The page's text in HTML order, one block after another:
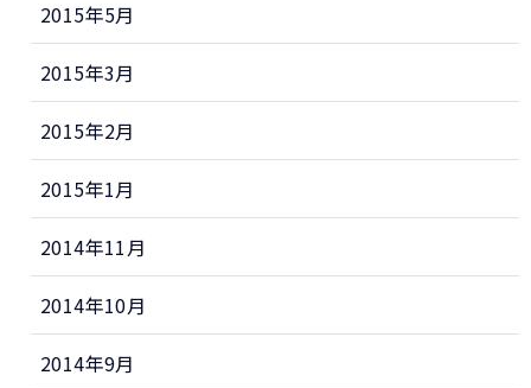
2015年5月
2015年3月
2015年2月
2015年1月
2014年11月
2014年10月
2014年9月